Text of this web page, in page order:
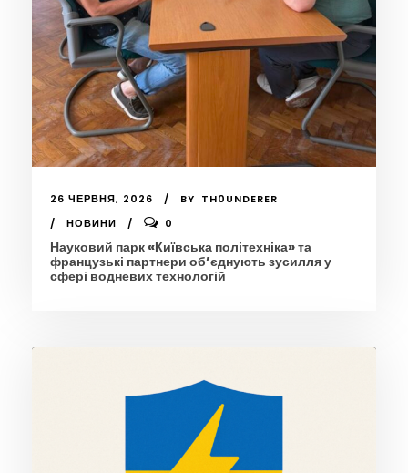
26 ЧЕРВНЯ, 2026 BY TH0UNDERER
НОВИНИ
0
Науковий парк «Київська політехніка» та
французькі партнери об’єднують зусилля у
сфері водневих технологій